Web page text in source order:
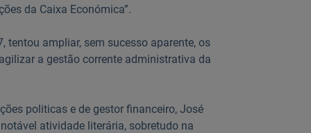
da Caixa Económica”.
tentou ampliar, sem sucesso aparente, os
a gestão corrente administrativa da
politicas e de gestor financeiro, José
atividade literária, sobretudo na